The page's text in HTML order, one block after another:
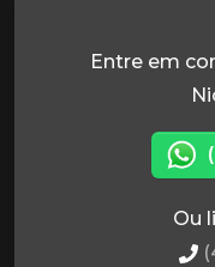
Entre em
Ou